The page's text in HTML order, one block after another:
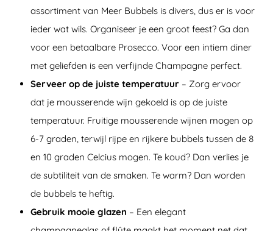
assortiment van Meer Bubbels is divers, dus er is voor
ieder wat wils. Organiseer je een groot feest? Ga dan
voor een betaalbare Prosecco. Voor een intiem diner
met geliefden is een verfijnde Champagne perfect.
Serveer op de juiste temperatuur – Zorg ervoor
dat je mousserende wijn gekoeld is op de juiste
temperatuur. Fruitige mousserende wijnen mogen op
6-7 graden, terwijl rijpe en rijkere bubbels tussen de 8
en 10 graden Celcius mogen. Te koud? Dan verlies je
de subtiliteit van de smaken. Te warm? Dan worden
de bubbels te heftig.
Gebruik mooie glazen – Een elegant